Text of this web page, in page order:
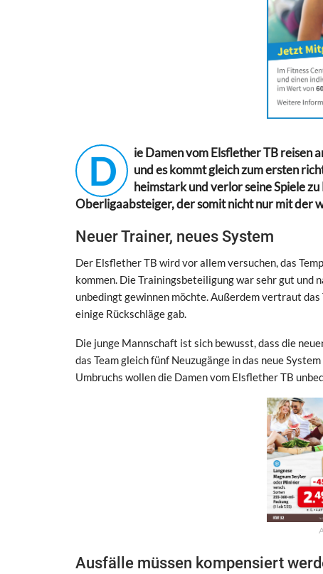
D
ie Damen vom Elsflether TB reisen
und es kommt gleich zum ersten
heimstark und verlor seine Spiele
Oberligaabsteiger, der somit nicht nur mit der
Neuer Trainer, neues System
Der Elsflether TB wird vor allem versuchen, das
kommen. Die Trainingsbeteiligung war sehr gut und
unbedingt gewinnen möchte. Außerdem vertraut
einige Rückschläge gab.
Die junge Mannschaft ist sich bewusst, dass die
das Team gleich fünf Neuzugänge in das neue
Umbruchs wollen die Damen vom Elsflether TB
Ausfälle müssen kompensiert